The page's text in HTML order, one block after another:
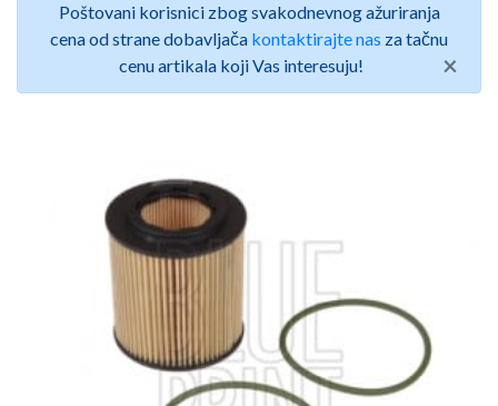
Poštovani korisnici zbog svakodnevnog ažuriranja
cena od strane dobavljača kontaktirajte nas za tačnu
cenu artikala koji Vas interesuju!
×